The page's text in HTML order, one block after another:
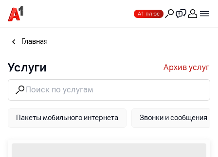
А1 плюс
Главная
Услуги Архив услуг
Пакеты мобильного интернета Звонки и сообщения